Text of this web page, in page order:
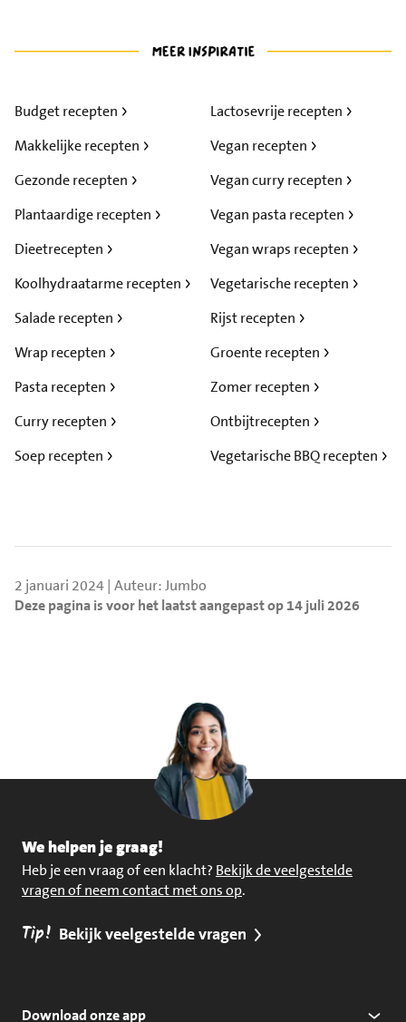
Budget recepten
Makkelijke recepten
Gezonde recepten
Plantaardige recepten
Dieetrecepten
Koolhydraatarme recepten
Lactosevrije recepten
Vegan recepten
Vegan curry recepten
Vegan pasta recepten
Vegan wraps recepten
Vegetarische recepten
Salade recepten
Wrap recepten
Pasta recepten
Curry recepten
Soep recepten
Rijst recepten
Groente recepten
Zomer recepten
Ontbijtrecepten
Vegetarische BBQ recepten
2 januari 2024 | Auteur: Jumbo
Deze pagina is voor het laatst aangepast op 14 juli 2026
We helpen je graag!
Heb je een vraag of een klacht? Bekijk de veelgestelde
vragen of neem contact met ons op.
Tip! Bekijk veelgestelde vragen
Download onze app